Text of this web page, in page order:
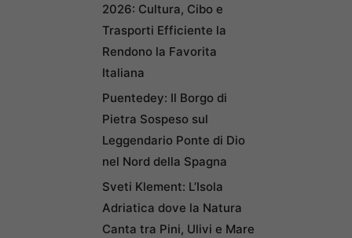
2026: Cultura, Cibo e
Trasporti Efficiente la
Rendono la Favorita
Italiana
Puentedey: Il Borgo di
Pietra Sospeso sul
Leggendario Ponte di Dio
nel Nord della Spagna
Sveti Klement: L’Isola
Adriatica dove la Natura
Canta tra Pini, Ulivi e Mare